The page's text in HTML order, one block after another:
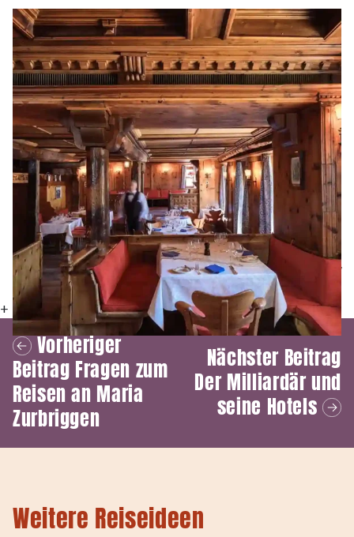
Bleibt noch die Frage, wer den Gast überhaupt bewerten soll.
Ist es der Hotelier, der ihn kaum gesehen hat? Ist es die
Rezeptionistin, die ihn beim Einchecken als gestresst und
unfreundlich kennengelernt hat? Ist es der Koch, bei dem er,
vielleicht zu Recht, reklamiert hat? Ist es das Zimmermädchen,
das sich über seinen Hang zum Chaotentum geärgert hat? Oder
setzt man gar eine Jury ein?
Hotels verkaufen nicht bloss Zimmer, sie verkaufen auch
Vertrauen und Privacy. Nicht jeder Gast möchte, dass alle Welt
weiss, wo er gerade abgestiegen ist. Dass er nach dem
Begleichen der vielleicht saftigen Rechnung auch noch
bewertet werden soll, ist – eine Schnapsidee.
+
Vorheriger
Beitrag Fragen zum
Reisen an Maria
Zurbriggen
Nächster Beitrag
Der Milliardär und
seine Hotels
Weitere Reiseideen